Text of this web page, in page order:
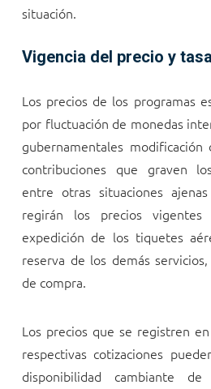
situación.
Vigencia del precio y
Los precios de los programas
por fluctuación de monedas
gubernamentales
contribuciones que graven
entre otras situaciones
regirán los precios
expedición de los tiquetes
reserva de los demás
de compra.
Los precios que se registren
respectivas cotizaciones
disponibilidad cambiante